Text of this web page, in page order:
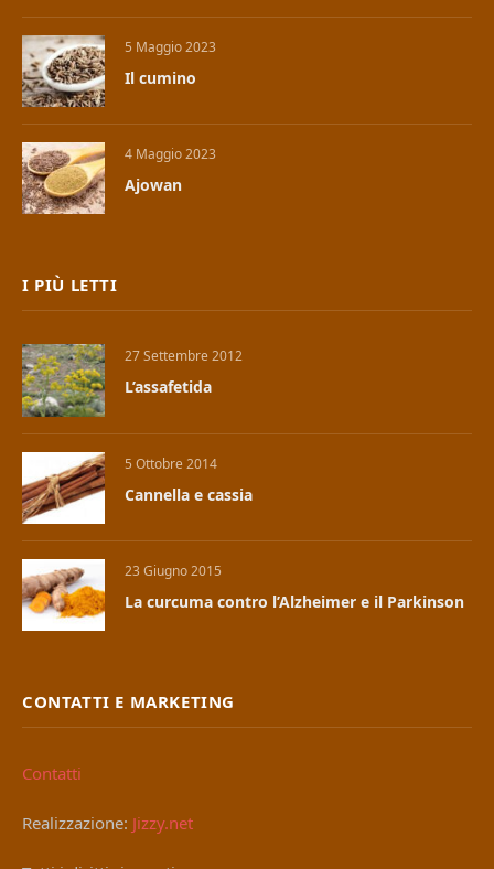
5 Maggio 2023
Il cumino
4 Maggio 2023
Ajowan
I PIÙ LETTI
27 Settembre 2012
L’assafetida
5 Ottobre 2014
Cannella e cassia
23 Giugno 2015
La curcuma contro l’Alzheimer e il Parkinson
CONTATTI E MARKETING
Contatti
Realizzazione: Jizzy.net